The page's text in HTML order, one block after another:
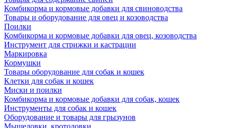
Комбикорма и кормовые добавки для свиноводства
Товары и оборудование для овец и козоводства
Поилки
Комбикорма и кормовые добавки для овец, козоводства
Инструмент для стрижки и кастрации
Маркировка
Кормушки
Товары оборудование для собак и кошек
Клетки для собак и кошек
Миски и поилки
Комбикорма и кормовые добавки для собак, кошек
Инструменты для собак и кошек
Оборудование и товары для грызунов
Мышеловки, кротоловки